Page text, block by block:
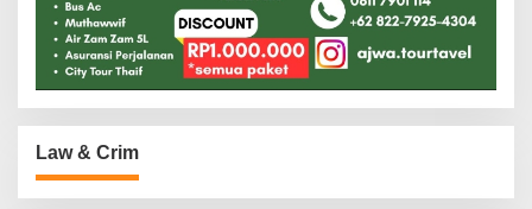
Law & Crim